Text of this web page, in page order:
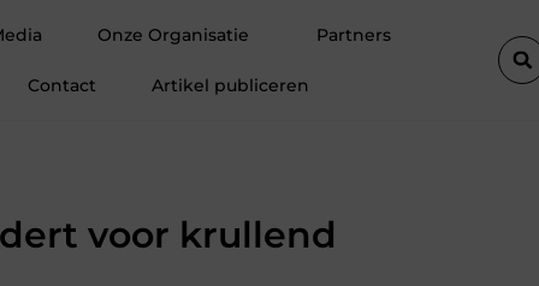
Onze Organisatie Partners
Contact Artikel publiceren
voor krullend